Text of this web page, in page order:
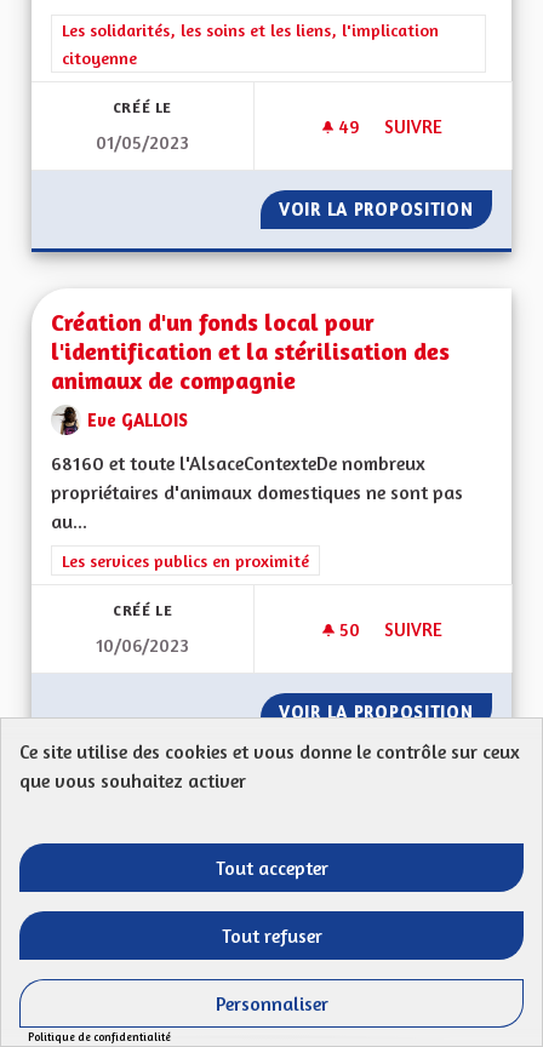
Filtrer les résultats de la catégorie : Les solidarités, les soins
Les solidarités, les soins et les liens, l'implication
citoyenne
CRÉÉ LE
01/05/2023
49 49 ABONNÉS
SUIVRE
VOIR LA PROPOSITION
Création d'un fonds local pour
l'identification et la stérilisation des
animaux de compagnie
Eve GALLOIS
68160 et toute l'AlsaceContexteDe nombreux
propriétaires d'animaux domestiques ne sont pas
au...
Filtrer les résultats de la catégorie : Les services publics en
Les services publics en proximité
CRÉÉ LE
10/06/2023
50 50 ABONNÉS
SUIVRE
VOIR LA PROPOSITION
Mon Code postal (67110) : Augmentation des
échanges transfrontaliers pour les élèves de
collège...
Filtrer les résultats de la catégorie : La Culture, l'Education et
La Culture, l'Education et le rayonnement de l'Alsace
en France et en Europe
Ce site utilise des cookies et vous donne le contrôle sur ceux
que vous souhaitez activer
Tout accepter
Tout refuser
Personnaliser
Politique de confidentialité